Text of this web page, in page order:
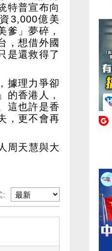
特普宣布向
3,000億美
爹」夢碎，
，想借外國
是還救得了
據理力爭卻
的香港人，
這也許是香
，更不會再
周天慧與大
: